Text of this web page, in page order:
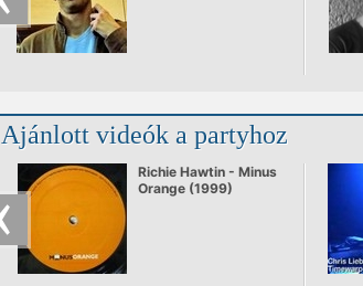
Ajánlott videók a partyhoz
Richie Hawtin - Minus
Orange (1999)